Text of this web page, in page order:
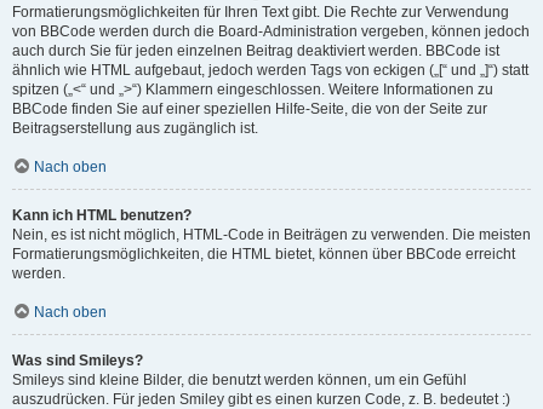
Formatierungsmöglichkeiten für Ihren Text gibt. Die Rechte zur Verwendung
von BBCode werden durch die Board-Administration vergeben, können jedoch
auch durch Sie für jeden einzelnen Beitrag deaktiviert werden. BBCode ist
ähnlich wie HTML aufgebaut, jedoch werden Tags von eckigen („[“ und „]“) statt
spitzen („<“ und „>“) Klammern eingeschlossen. Weitere Informationen zu
BBCode finden Sie auf einer speziellen Hilfe-Seite, die von der Seite zur
Beitragserstellung aus zugänglich ist.
Nach oben
Kann ich HTML benutzen?
Nein, es ist nicht möglich, HTML-Code in Beiträgen zu verwenden. Die meisten
Formatierungsmöglichkeiten, die HTML bietet, können über BBCode erreicht
werden.
Nach oben
Was sind Smileys?
Smileys sind kleine Bilder, die benutzt werden können, um ein Gefühl
auszudrücken. Für jeden Smiley gibt es einen kurzen Code, z. B. bedeutet :)